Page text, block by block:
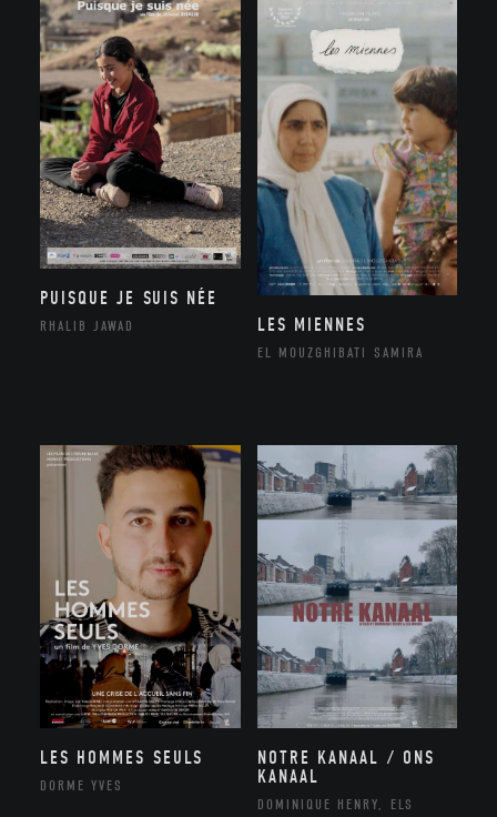
PUISQUE JE SUIS NÉE
RHALIB JAWAD LES MIENNES
EL MOUZGHIBATI SAMIRA
LES HOMMES SEULS
DORME YVES
NOTRE KANAAL / ONS
KANAAL
DOMINIQUE HENRY, ELS